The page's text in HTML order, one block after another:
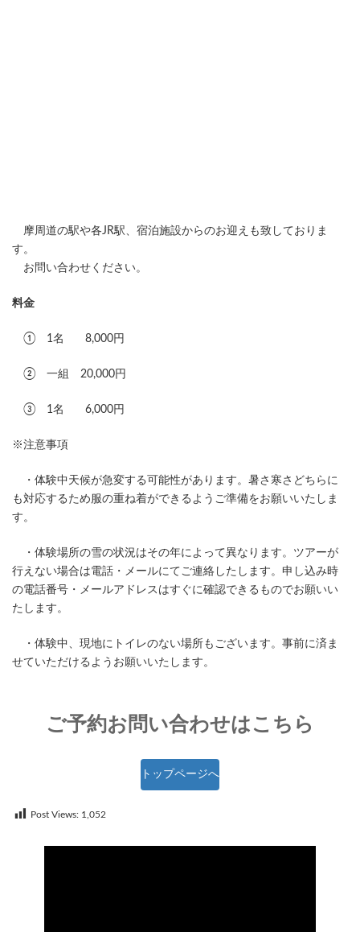
摩周道の駅や各JR駅、宿泊施設からのお迎えも致しておりま
す。
お問い合わせください。
料金
① 1名 8,000円
② 一組 20,000円
③ 1名 6,000円
※注意事項
・体験中天候が急変する可能性があります。暑さ寒さどちらに
も対応するため服の重ね着ができるようご準備をお願いいたしま
す。
・体験場所の雪の状況はその年によって異なります。ツアーが
行えない場合は電話・メールにてご連絡したします。申し込み時
の電話番号・メールアドレスはすぐに確認できるものでお願いい
たします。
・体験中、現地にトイレのない場所もございます。事前に済ま
せていただけるようお願いいたします。
ご予約お問い合わせはこちら
トップページへ
Post Views: 1,052